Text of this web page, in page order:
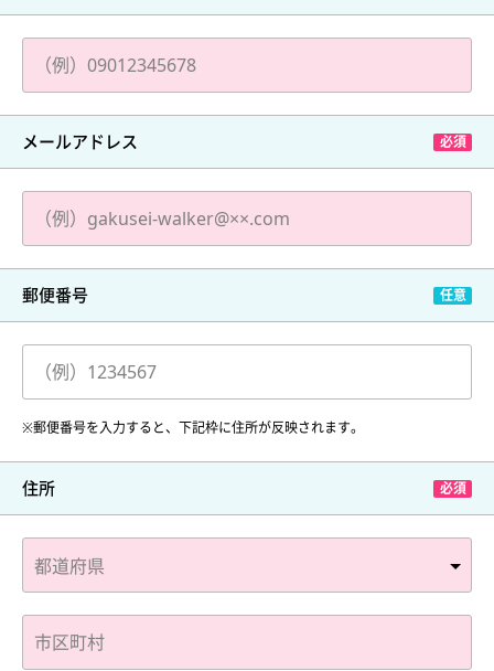
メールアドレス
郵便番号
※郵便番号を入力すると、下記枠に住所が反映されます。
住所